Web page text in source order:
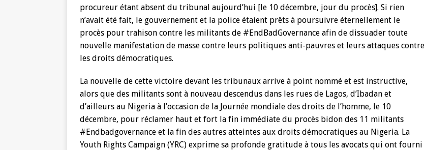
procureur étant absent du tribunal aujourd’hui [le 10 décembre, jour du procès]. Si rien
n’avait été fait, le gouvernement et la police étaient prêts à poursuivre éternellement le
procès pour trahison contre les militants de #EndBadGovernance afin de dissuader toute
nouvelle manifestation de masse contre leurs politiques anti-pauvres et leurs attaques contre
les droits démocratiques.
La nouvelle de cette victoire devant les tribunaux arrive à point nommé et est instructive,
alors que des militants sont à nouveau descendus dans les rues de Lagos, d’Ibadan et
d’ailleurs au Nigeria à l’occasion de la Journée mondiale des droits de l’homme, le 10
décembre, pour réclamer haut et fort la fin immédiate du procès bidon des 11 militants
#Endbadgovernance et la fin des autres atteintes aux droits démocratiques au Nigeria. La
Youth Rights Campaign (YRC) exprime sa profonde gratitude à tous les avocats qui ont fourni